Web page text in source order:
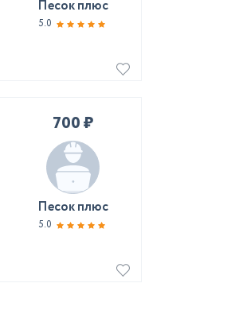
Песок плюс
5.0
700 ₽
Песок плюс
5.0